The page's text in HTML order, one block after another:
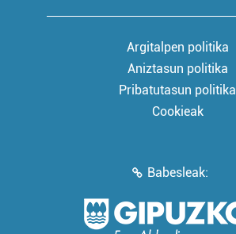
Argitalpen politika
Aniztasun politika
Pribatutasun politika
Cookieak
Babesleak: